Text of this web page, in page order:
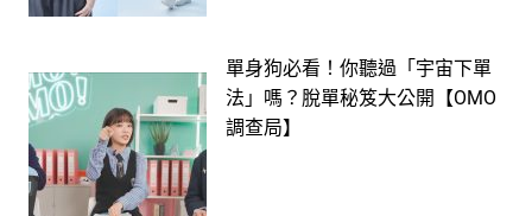
單身狗必看！你聽過「宇宙下單
法」嗎？脫單秘笈大公開【OMO
調查局】